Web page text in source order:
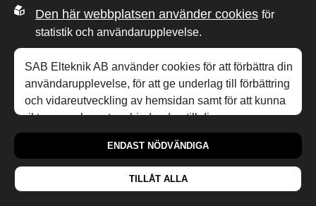
SERVICE
OM OSS
SAB ACADEMY
NYHETER
KONTAKT
HONUNGSGATAN 10, 432 48
Den här webbplatsen använder cookies för
statistik och användarupplevelse.
SAB Elteknik AB använder cookies för att förbättra din
användarupplevelse, för att ge underlag till förbättring
och vidareutveckling av hemsidan samt för att kunna
rikta mer relevanta erbjudanden till dig.
Läs gärna vårpersonuppgiftspolicy. Om du
ändra ditt val i efterhand hittar du den möjligheten i
ENDAST NÖDVÄNDIGA
TILLÅT ALLA